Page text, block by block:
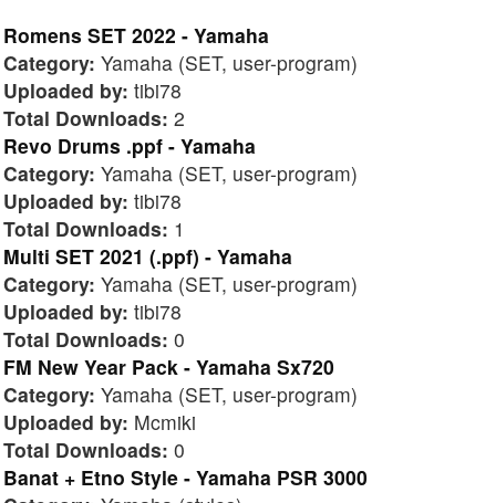
Romens SET 2022 - Yamaha
Category: Yamaha (SET, user-program)
Uploaded by: tibi78
Total Downloads: 2
Revo Drums .ppf - Yamaha
Category: Yamaha (SET, user-program)
Uploaded by: tibi78
Total Downloads: 1
Multi SET 2021 (.ppf) - Yamaha
Category: Yamaha (SET, user-program)
Uploaded by: tibi78
Total Downloads: 0
FM New Year Pack - Yamaha Sx720
Category: Yamaha (SET, user-program)
Uploaded by: Mcmiki
Total Downloads: 0
Banat + Etno Style - Yamaha PSR 3000